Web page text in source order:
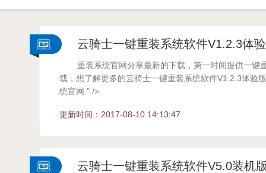
云骑士一键重装系统软件V1.2.3体
重装系统官网分享最新的下载，第一时间提供一键
载，想了解更多的云骑士一键重装系统软件V1.2.3体验
统官网." />
更新时间：2017-08-10 14:13:47
云骑士一键重装系统软件V5.0装机